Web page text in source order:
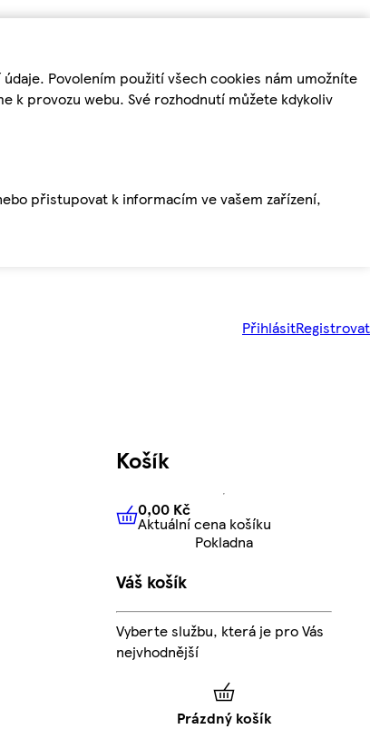
Povolením použití všech cookies nám umožníte
k provozu webu. Své rozhodnutí můžete kdykoliv
přistupovat k informacím ve vašem zařízení,
PřihlásitRegistrovat
Košík
0,00 KčAktuální cena košíku
0,00 Kč
Aktuální cena košíku
Pokladna
Váš košík
Vyberte službu, která je pro Vás
nejvhodnější
Prázdný košík